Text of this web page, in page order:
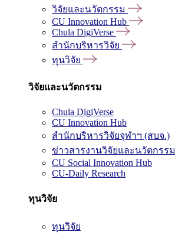
วิจัยและนวัตกรรม
CU Innovation Hub
Chula DigiVerse
สำนักบริหารวิจัย
ทุนวิจัย
วิจัยและนวัตกรรม
Chula DigiVerse
CU Innovation Hub
สำนักบริหารวิจัยจุฬาฯ (สบจ.)
ข่าวสารงานวิจัยและนวัตกรรม
CU Social Innovation Hub
CU-Daily Research
ทุนวิจัย
ทุนวิจัย